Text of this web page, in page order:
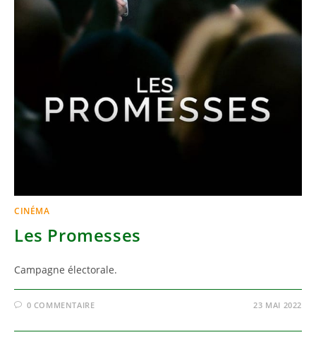
CINÉMA
Les Promesses
Campagne électorale.
0 COMMENTAIRE 23 MAI 2022